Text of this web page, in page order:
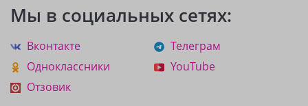
Мы в социальных сетях:
Вконтакте
Телеграм
Одноклассники
YouTube
Отзовик